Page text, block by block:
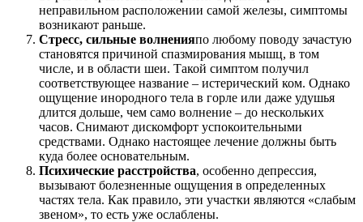
неправильном расположении самой железы, симптомы
возникают раньше.
Стресс, сильные волненияпо любому поводу зачастую
становятся причиной спазмирования мышц, в том
числе, и в области шеи. Такой симптом получил
соответствующее название – истерический ком. Однако
ощущение инородного тела в горле или даже удушья
длится дольше, чем само волнение – до нескольких
часов. Снимают дискомфорт успокоительными
средствами. Однако настоящее лечение должны быть
куда более основательным.
Психические расстройства, особенно депрессия,
вызывают болезненные ощущения в определенных
частях тела. Как правило, эти участки являются «слабым
звеном», то есть уже ослаблены.